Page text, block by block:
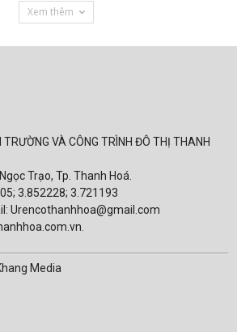
Xem thêm
VÀ CÔNG TRÌNH ĐÔ THỊ THANH
Trạo, Tp. Thanh Hoá.
3.852228; 3.721193
Urencothanhhoa@gmail.com
Media